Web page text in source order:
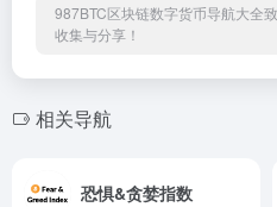
987BTC区块链数字货币导航大全
收集与分享！
相关导航
恐惧&贪婪指数